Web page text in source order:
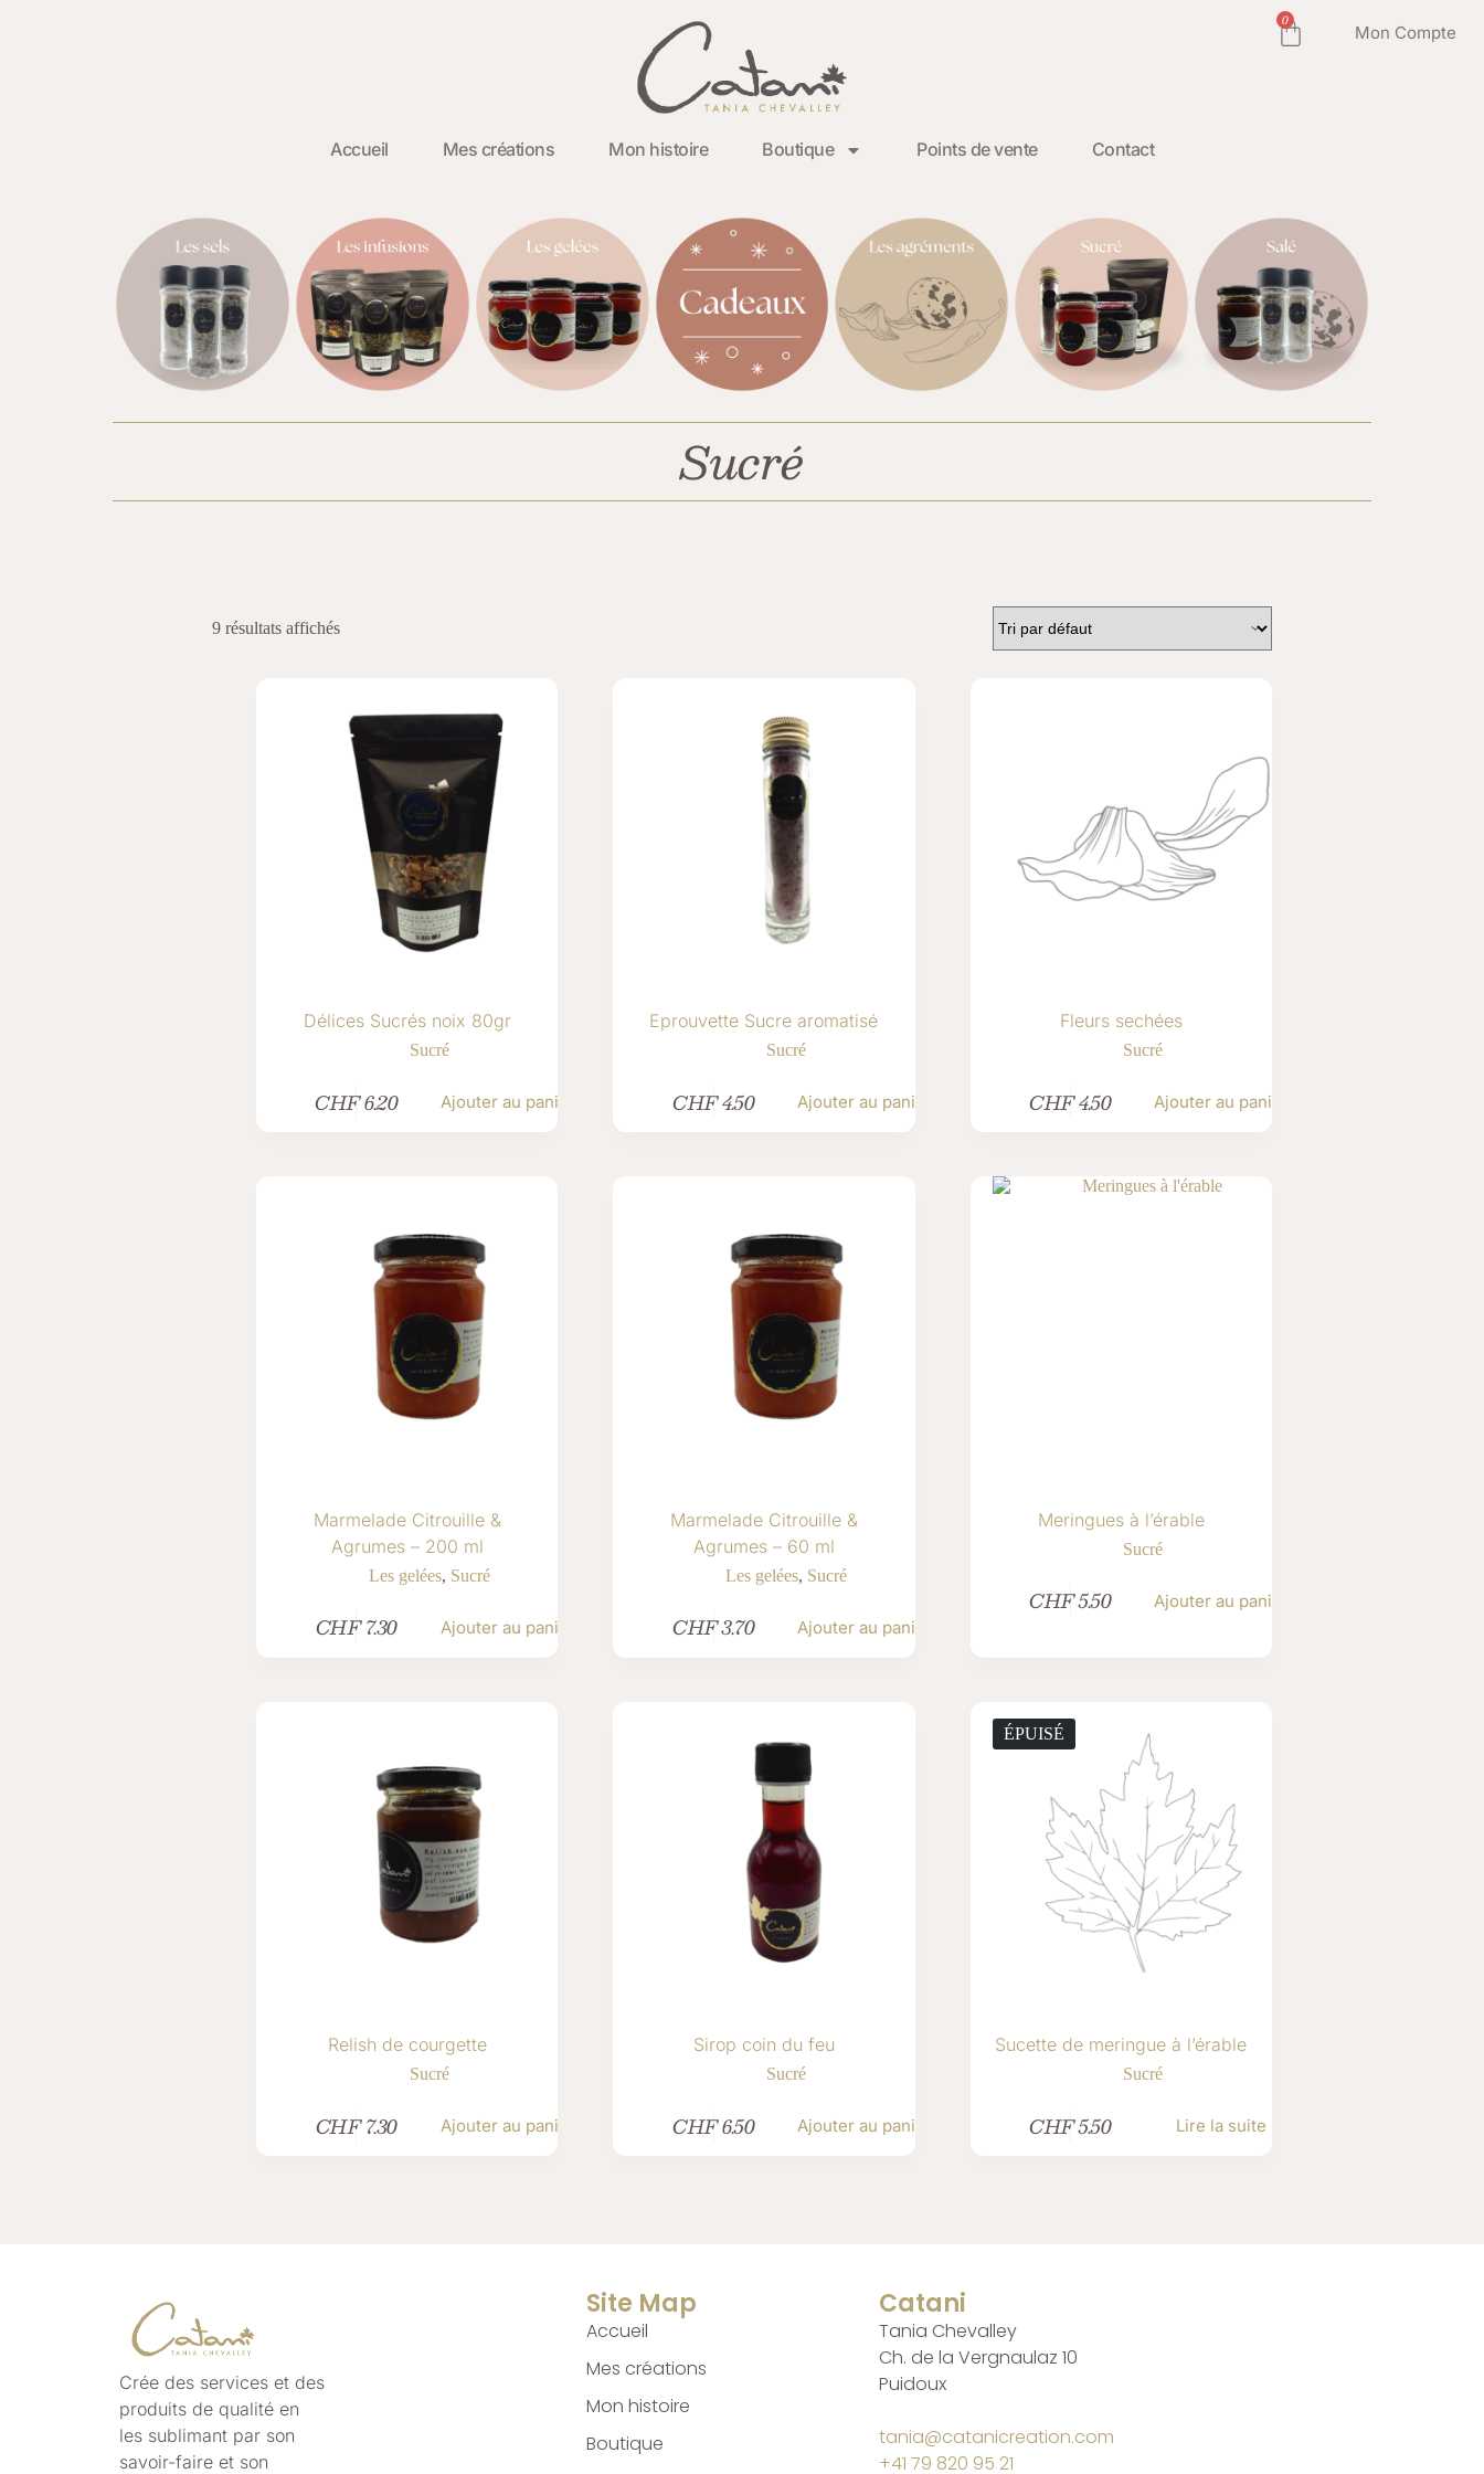
Accueil Mes créations Mon histoire Boutique Points de vente Contact
Mon Compte
0
Sucré
9 résultats affichés
Délices Sucrés noix 80gr
Sucré
CHF6.20 Ajouter au panier
Eprouvette Sucre aromatisé
Sucré
CHF4.50 Ajouter au panier
Fleurs sechées
Sucré
CHF4.50 Ajouter au panier
Marmelade Citrouille &
Agrumes – 200 ml
Les gelées, Sucré
CHF7.30 Ajouter au panier
Marmelade Citrouille &
Agrumes – 60 ml
Les gelées, Sucré
CHF3.70 Ajouter au panier
Meringues à l’érable
Sucré
CHF5.50 Ajouter au panier
Relish de courgette
Sucré
CHF7.30 Ajouter au panier
Sirop coin du feu
Sucré
CHF6.50 Ajouter au panier
ÉPUISÉ
Sucette de meringue à l’érable
Sucré
CHF5.50 Lire la suite
Crée des services et des
produits de qualité en
les sublimant par son
savoir-faire et son
Site Map
Accueil
Mes créations
Mon histoire
Boutique
Catani
Tania Chevalley
Ch. de la Vergnaulaz 10
Puidoux
tania@catanicreation.com
+41 79 820 95 21